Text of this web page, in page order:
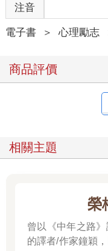
｜立春｜
2月4日前後
春暖花開，一年的第一個
經過漫長的寒冬，春天的
一年之中，我們會迎來
冬。換句話說，無論我
昨日登上後山，第一次
活躍。溪畔的斜坡上，
還有這麼多聊不完的話
窺見那些圓潤可愛的身
注音
電子書 ＞ 心理勵志
商品評價
相關主題
榮
曾以《中年之路
的譯者/作家鐘穎